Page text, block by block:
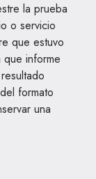
la prueba
o servicio
que estuvo
que informe
formato
una